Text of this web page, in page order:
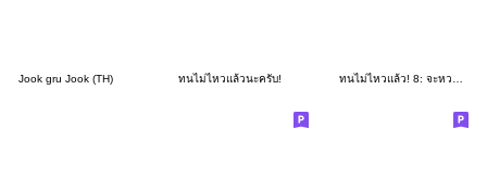
Jook gru Jook (TH) ทนไม่ไหวแล้วนะครับ!